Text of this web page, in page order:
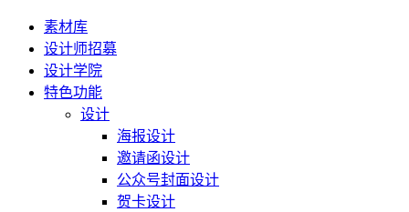
素材库
设计师招募
设计学院
特色功能
设计
海报设计
邀请函设计
公众号封面设计
贺卡设计